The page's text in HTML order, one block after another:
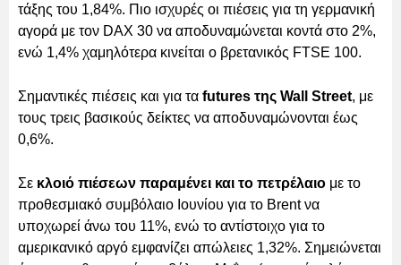
τάξης του 1,84%. Πιο ισχυρές οι πιέσεις για τη γερμανική
αγορά με τον DAX 30 να αποδυναμώνεται κοντά στο 2%,
ενώ 1,4% χαμηλότερα κινείται ο βρετανικός FTSE 100.
Σημαντικές πιέσεις και για τα futures της Wall Street, με
τους τρεις βασικούς δείκτες να αποδυναμώνονται έως
0,6%.
Σε κλοιό πιέσεων παραμένει και το πετρέλαιο με το
προθεσμιακό συμβόλαιο Ιουνίου για το Brent να
υποχωρεί άνω του 11%, ενώ το αντίστοιχο για το
αμερικανικό αργό εμφανίζει απώλειες 1,32%. Σημειώνεται